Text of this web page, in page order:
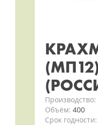
Производство:
Объём: 400
Срок годности: